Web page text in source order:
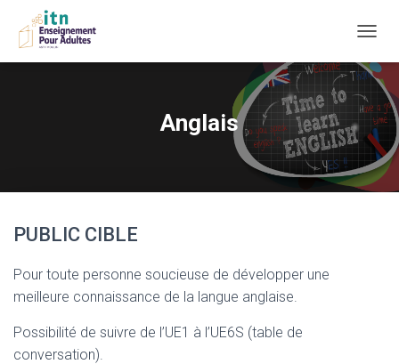
É
P
L
I
R
L
A
Anglais
PUBLIC CIBLE
Pour toute personne soucieuse de développer une
meilleure connaissance de la langue anglaise.
Possibilité de suivre de l’UE1 à l’UE6S (table de
conversation).